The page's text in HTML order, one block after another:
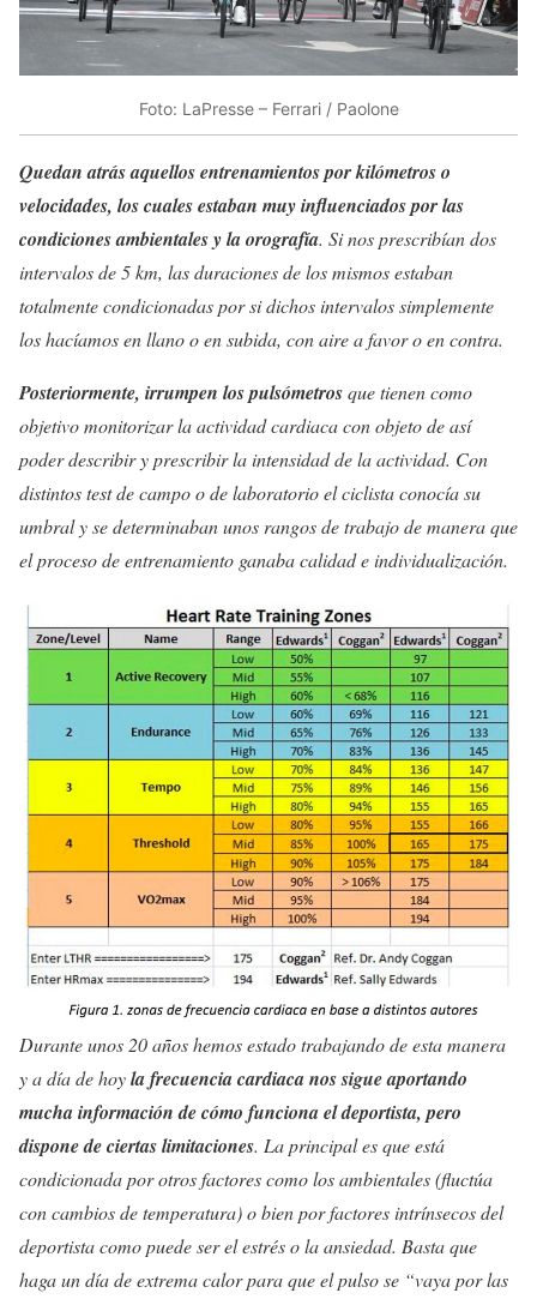
Foto: LaPresse – Ferrari / Paolone
Quedan atrás aquellos entrenamientos por kilómetros o
velocidades, los cuales estaban muy influenciados por las
condiciones ambientales y la orografía. Si nos prescribían dos
intervalos de 5 km, las duraciones de los mismos estaban
totalmente condicionadas por si dichos intervalos simplemente
los hacíamos en llano o en subida, con aire a favor o en contra.
Posteriormente, irrumpen los pulsómetrosque tienen como
objetivo monitorizar la actividad cardiaca con objeto de así
poder describir y prescribir la intensidad de la actividad. Con
distintos test de campo o de laboratorio el ciclista conocía su
umbral y se determinaban unos rangos de trabajo de manera que
el proceso de entrenamiento ganaba calidad e individualización.
Durante unos 20 años hemos estado trabajando de esta manera
y a día de hoyla frecuencia cardiaca nos sigue aportando
mucha información de cómo funciona el deportista, pero
dispone de ciertas limitaciones. La principal es que está
condicionada por otros factores como los ambientales (fluctúa
con cambios de temperatura) o bien por factores intrínsecos del
deportista como puede ser el estrés o la ansiedad. Basta que
haga un día de extrema calor para que el pulso se “vaya por las